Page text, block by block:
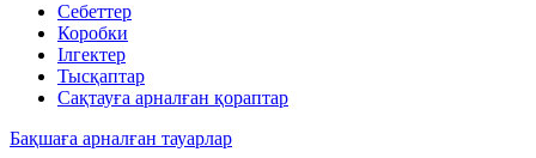
Себеттер
Коробки
Ілгектер
Тысқаптар
Сақтауға арналған қораптар
Бақшаға арналған тауарлар